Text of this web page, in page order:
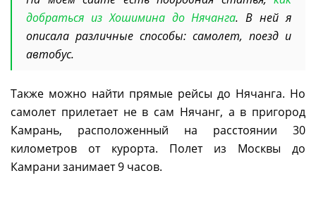
добраться из Хошимина до Нячанга. В ней я
описала различные способы: самолет, поезд и
автобус.
Также можно найти прямые рейсы до Нячанга. Но
самолет прилетает не в сам Нячанг, а в пригород
Камрань, расположенный на расстоянии 30
километров от курорта. Полет из Москвы до
Камрани занимает 9 часов.